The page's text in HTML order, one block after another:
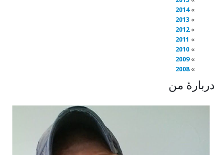
2014
2013
2012
2011
2010
2009
2008
دربارهٔ من